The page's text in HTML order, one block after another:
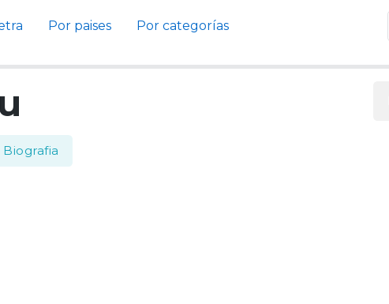
Por paises Por categorías
Biografia